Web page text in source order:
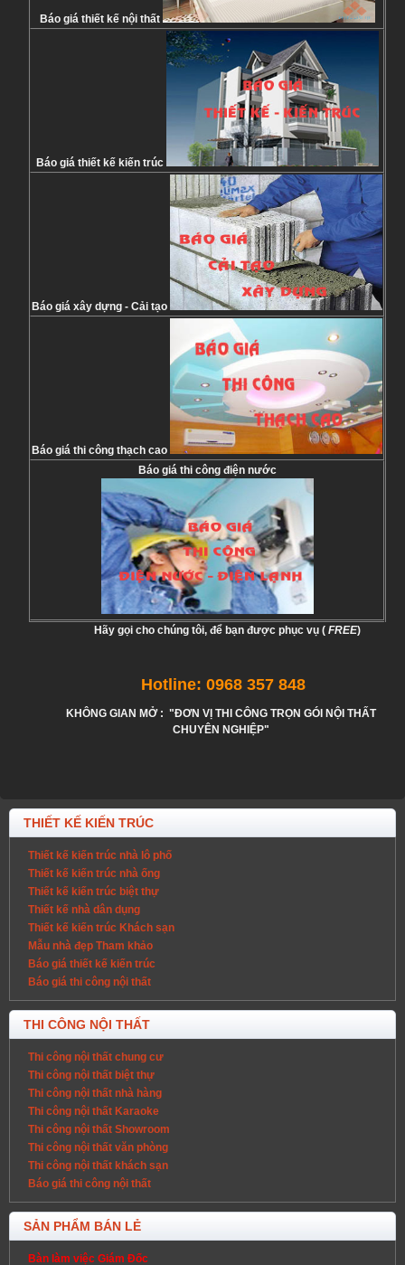
Báo giá thiết kế nội thất
Báo giá thiết kế kiến trúc
Báo giá xây dựng - Cải tạo
Báo giá thi công thạch cao
Báo giá thi công điện nước
Hãy gọi cho chúng tôi, để bạn được phục vụ ( FREE)
Hotline: 0968 357 848
KHÔNG GIAN MỞ : "ĐƠN VỊ THI CÔNG TRỌN GÓI NỘI THẤT
CHUYÊN NGHIỆP"
THIẾT KẾ KIẾN TRÚC
Thiết kế kiến trúc nhà lô phố
Thiết kế kiến trúc nhà ống
Thiết kế kiến trúc biệt thự
Thiết kế nhà dân dụng
Thiết kế kiến trúc Khách sạn
Mẫu nhà đẹp Tham khảo
Báo giá thiết kế kiến trúc
Báo giá thi công nội thất
THI CÔNG NỘI THẤT
Thi công nội thất chung cư
Thi công nội thất biệt thự
Thi công nội thất nhà hàng
Thi công nội thất Karaoke
Thi công nội thất Showroom
Thi công nội thất văn phòng
Thi công nội thất khách sạn
Báo giá thi công nội thất
SẢN PHẨM BÁN LẺ
Bàn làm việc Giám Đốc